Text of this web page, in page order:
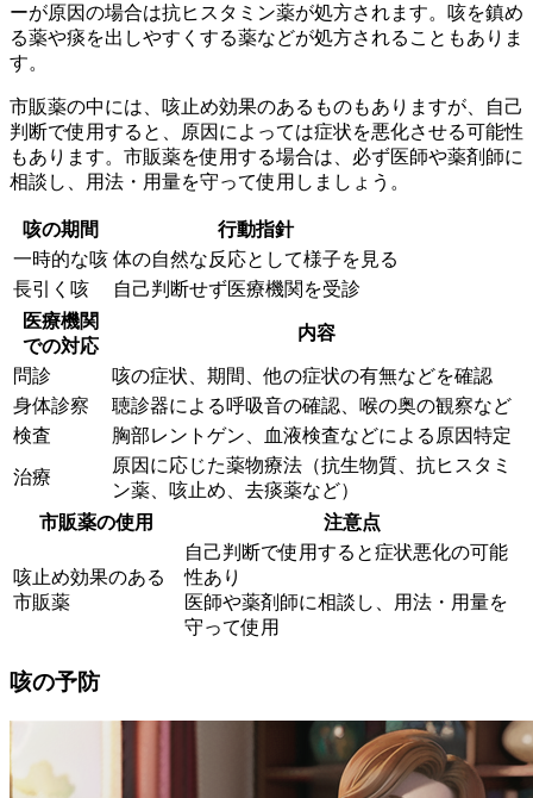
ーが原因の場合は抗ヒスタミン薬が処方されます。咳を鎮め
る薬や痰を出しやすくする薬などが処方されることもありま
す。
市販薬の中には、咳止め効果のあるものもありますが、
自己
判断で使用すると、原因によっては症状を悪化させる可能性
もあります。市販薬を使用する場合は、必ず医師や薬剤師に
相談し、用法・用量を守って使用しましょう。
咳の期間
行動指針
一時的な咳 体の自然な反応として様子を見る
長引く咳
自己判断せず医療機関を受診
医療機関
での対応
内容
問診
咳の症状、期間、他の症状の有無などを確認
身体診察
聴診器による呼吸音の確認、喉の奥の観察など
検査
胸部レントゲン、血液検査などによる原因特定
治療
原因に応じた薬物療法（抗生物質、抗ヒスタミ
ン薬、咳止め、去痰薬など）
市販薬の使用
注意点
咳止め効果のある
市販薬
自己判断で使用すると症状悪化の可能
性あり
医師や薬剤師に相談し、用法・用量を
守って使用
咳の予防